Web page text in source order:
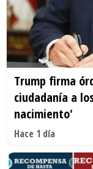
Trump firma
ciudadanía a
nacimiento'
Hace 1 día